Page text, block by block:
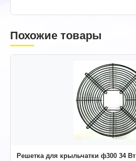
Похожие товары
Решетка для крыльчатки ф300 34 Вт